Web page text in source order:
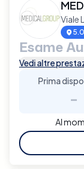
Viale
Esame
Vedi altre
Prima
-
Al